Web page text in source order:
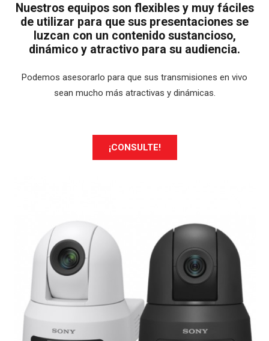
Nuestros equipos son flexibles y muy fáciles
de utilizar para que sus presentaciones se
luzcan con un contenido sustancioso,
dinámico y atractivo para su audiencia.
Podemos asesorarlo para que sus transmisiones en vivo
sean mucho más atractivas y dinámicas.
¡CONSULTE!